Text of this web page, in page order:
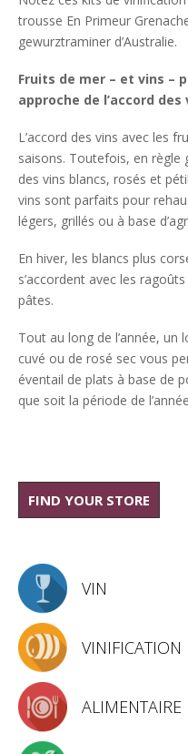
trousse En Primeur
gewurztraminer d’Australie.
Fruits de mer – et vins –
approche de l’accord des
L’accord des vins avec les
saisons. Toutefois, en règle
des vins blancs, rosés et
vins sont parfaits pour
légers, grillés ou à base
En hiver, les blancs plus
s’accordent avec les
pâtes.
Tout au long de l’année, un
cuvé ou de rosé sec vous
éventail de plats à base de
que soit la période de
FIND YOUR STORE
VIN
VINIFICATION
ALIMENTAIRE